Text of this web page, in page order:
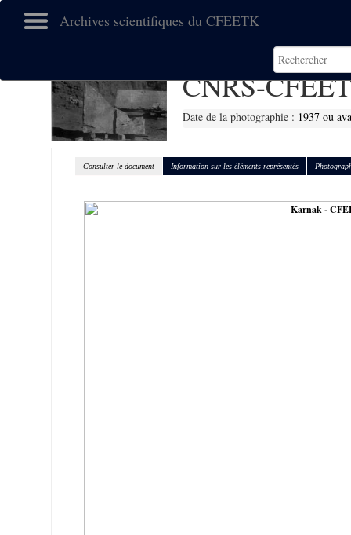
Archives scientifiques du CFEETK
CNRS-
Date de la photographie : 1937 ou
Consulter le document Information sur les éléments représentés